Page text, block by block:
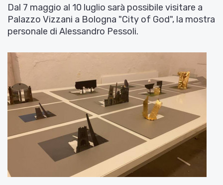
Dal 7 maggio al 10 luglio sarà possibile visitare a
Palazzo Vizzani a Bologna "City of God", la mostra
personale di Alessandro Pessoli.